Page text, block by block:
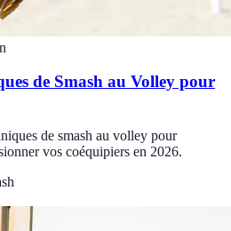
de Smash au Volley pour
de smash au volley pour
vos coéquipiers en 2026.